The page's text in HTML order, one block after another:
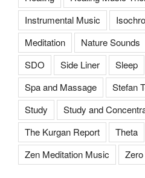
Instrumental Music
Meditation
Nature Sounds
SDO
Side Liner Sleep
Spa and Massage
Stefan
Study
Study and
The Kurgan Report
Theta
Zen Meditation Music